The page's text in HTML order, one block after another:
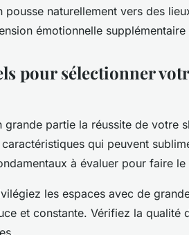
pousse naturellement vers des
émotionnelle
pour sélectionner
grande partie la réussite de votre
qui peuvent
à évaluer pour faire
les espaces avec de
et constante. Vérifiez la qualité